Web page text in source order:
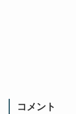
コメント